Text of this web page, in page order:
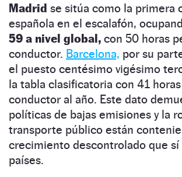
Madrid se sitúa como la primera
española en el escalafón,
59 a nivel global, con 50 horas
conductor. Barcelona, por su
el puesto centésimo vigésimo
la tabla clasificatoria con 41
conductor al año. Este dato
políticas de bajas emisiones y la
transporte público están
crecimiento descontrolado que
países.